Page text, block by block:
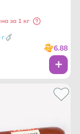
за 1 кг
г
6.88